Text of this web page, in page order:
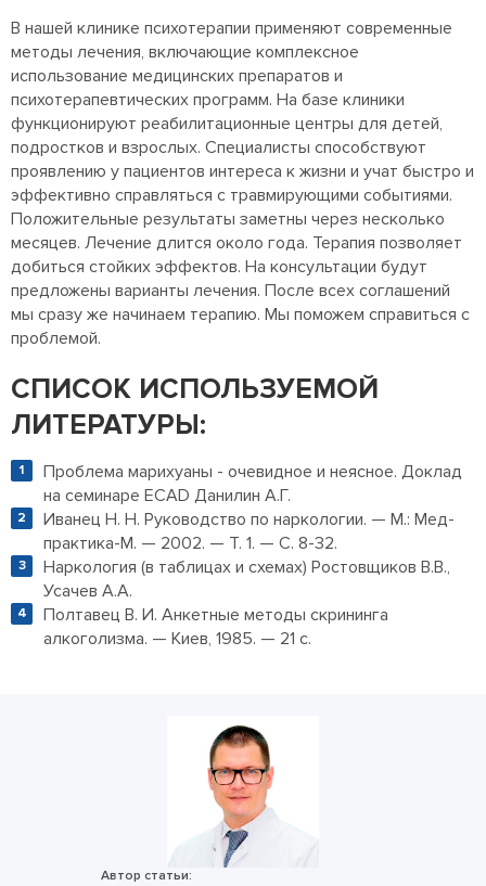
В нашей клинике психотерапии применяют современные
методы лечения, включающие комплексное
использование медицинских препаратов и
психотерапевтических программ. На базе клиники
функционируют реабилитационные центры для детей,
подростков и взрослых. Специалисты способствуют
проявлению у пациентов интереса к жизни и учат быстро и
эффективно справляться с травмирующими событиями.
Положительные результаты заметны через несколько
месяцев. Лечение длится около года. Терапия позволяет
добиться стойких эффектов. На консультации будут
предложены варианты лечения. После всех соглашений
мы сразу же начинаем терапию. Мы поможем справиться с
проблемой.
СПИСОК ИСПОЛЬЗУЕМОЙ
ЛИТЕРАТУРЫ:
Проблема марихуаны - очевидное и неясное. Доклад
на семинаре EСАD Данилин А.Г.
Иванец Н. Н. Руководство по наркологии. — М.: Мед-
практика-М. — 2002. — Т. 1. — С. 8-32.
Наркология (в таблицах и схемах) Ростовщиков В.В.,
Усачев А.А.
Полтавец В. И. Анкетные методы скрининга
алкоголизма. — Киев, 1985. — 21 с.
Автор статьи: